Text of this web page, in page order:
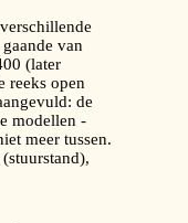
van
(later
reeks open
de
modellen -
meer tussen.